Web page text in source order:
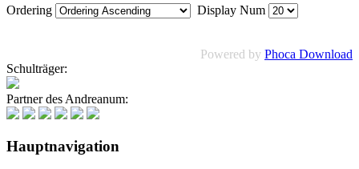
Ordering Display Num
Powered by Phoca Download
Schulträger:
Partner des Andreanum:
Hauptnavigation